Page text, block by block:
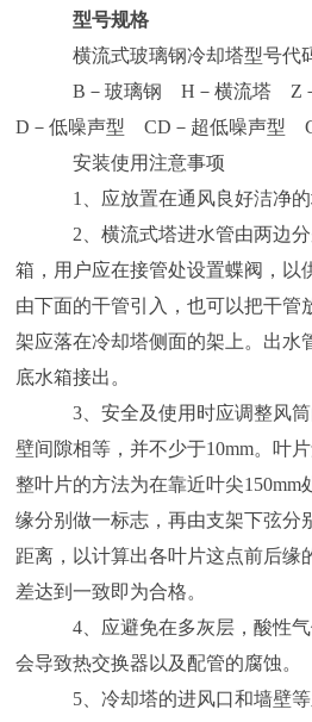
型号规格
横流式玻璃钢冷却塔型号代
B－玻璃钢 H－横流塔 Z
D－低噪声型 CD－超低噪声型
安装使用注意事项
1、应放置在通风良好洁净的
2、横流式塔进水管由两边
箱，用户应在接管处设置蝶阀，以
由下面的干管引入，也可以把干管
架应落在冷却塔侧面的架上。出水
底水箱接出。
3、安全及使用时应调整风
壁间隙相等，并不少于10mm。叶
整叶片的方法为在靠近叶尖
缘分别做一标志，再由支架下弦分
距离，以计算出各叶片这点前后缘
差达到一致即为合格。
4、应避免在多灰层，酸性
会导致热交换器以及配管的腐蚀。
5、冷却塔的进风口和墙壁